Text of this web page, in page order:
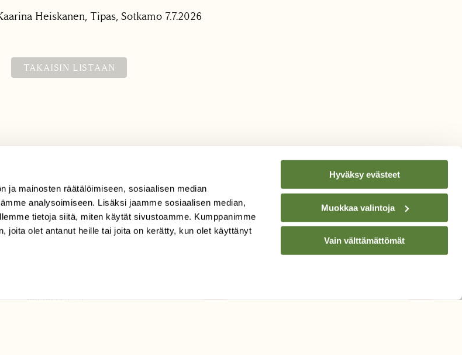
ja mainosten räätälöimiseen, sosiaalisen median
analysoimiseen. Lisäksi jaamme sosiaalisen median,
tietoja siitä, miten käytät sivustoamme. Kumppanimme
joita olet antanut heille tai joita on kerätty, kun olet käyttänyt
Hyväksy evästeet
Muokkaa valintoja
Vain välttämättömät
Heiskanen, Tipas, Sotkamo 7.7.2026
TAKAISIN LISTAAN
TILAAJAPALVELU
tilaajapalvelu@sll.fi
(09) 228 08 210 (arkisin
00580 Helsinki
TILAASUOMEN
LUONNON UUTIS­KIRJE